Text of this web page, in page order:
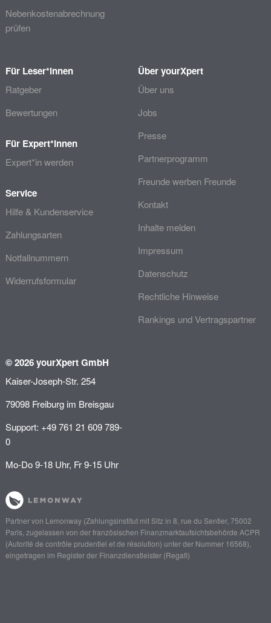
Nebenkostenabrechnung
prüfen
Für Leser*innen
Ratgeber
Bewertungen
Für Expert*innen
Expert*in werden
Service
Hilfe & Kundenservice
Zahlungsarten
Notfallnummern
Widerrufsformular
Über yourXpert
Über uns
Jobs
Presse
Partnerprogramm
Freunde werben Freunde
Kontakt
Inhalte melden
Impressum
Datenschutz
Rechtliche Hinweise
Rankings und Vertragspartner
© 2026 yourXpert GmbH
Kaiser-Joseph-Str. 254
79098 Freiburg im Breisgau
Support: +49 761 21 609 789-
0
Mo-Do 9-18 Uhr, Fr 9-15 Uhr
Partner von Lemonway(Zahlungsinstitut mit Sitz in 8, rue du Sentier, 75002
Paris, zugelassen von der französischen Finanzmarktaufsichtsbehörde ACPR
(Autorité de contrôle prudentiel et de résolution) unter der Nummer 16568),
eingetragen im Register der Finanzdienstleister (Regafi)